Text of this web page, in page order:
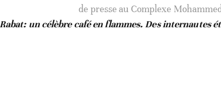
de presse au Complexe
Rabat: un célèbre café en flammes. Des internautes